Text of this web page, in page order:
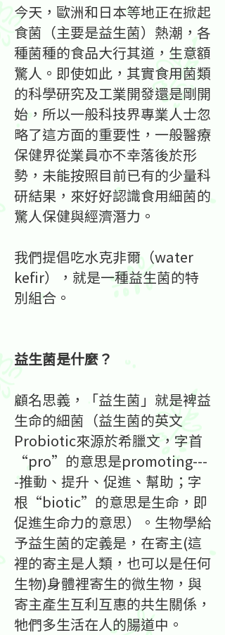
今天，歐洲和日本等地正在掀起
食菌（主要是益生菌）熱潮，各
種菌種的食品大行其道，生意額
驚人。即使如此，其實食用菌類
的科學研究及工業開發還是剛開
始，所以一般科技界專業人士忽
略了這方面的重要性，一般醫療
保健界從業員亦不幸落後於形
勢，未能按照目前已有的少量科
研結果，來好好認識食用細菌的
驚人保健與經濟潛力。
我們提倡吃水克非爾（water
kefir），就是一種益生菌的特
別組合。
益生菌是什麼？
顧名思義，「益生菌」就是裨益
生命的細菌（益生菌的英文
Probiotic來源於希臘文，字首
“pro”的意思是promoting---
-推動、提升、促進、幫助；字
根“biotic”的意思是生命，即
促進生命力的意思）。生物學給
予益生菌的定義是，在寄主(這
裡的寄主是人類，也可以是任何
生物)身體裡寄生的微生物，與
寄主產生互利互惠的共生關係，
牠們多生活在人的腸道中。